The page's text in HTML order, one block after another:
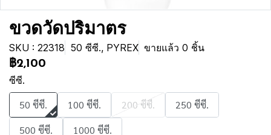
ขวดวัดปริมาตร
SKU : 22318 50 ซีซี., PYREX ขายแล้ว 0 ชิ้น
฿2,100
ซีซี.
50 ซีซี. 100 ซีซี. 200 ซีซี.
250 ซีซี.
500 ซีซี.
1000 ซีซี.